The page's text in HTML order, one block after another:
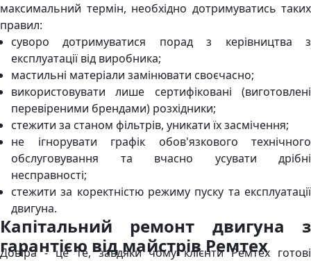
максимальний термін, необхідно дотримуватись таких
правил:
суворо дотримуватися порад з керівництва з
експлуатації від виробника;
мастильні матеріали замінювати своєчасно;
використовувати лише сертифіковані (виготовлені
перевіреними брендами) розхідники;
стежити за станом фільтрів, уникати їх засмічення;
не ігнорувати графік обов'язкового технічного
обслуговування та вчасно усувати дрібні
несправності;
стежити за коректністю режиму пуску та експлуатації
двигуна.
Капітальний ремонт двигуна з
гарантією від майстрів Ремтех
Довіра - це те, завдяки чому клієнти Ремтех готові